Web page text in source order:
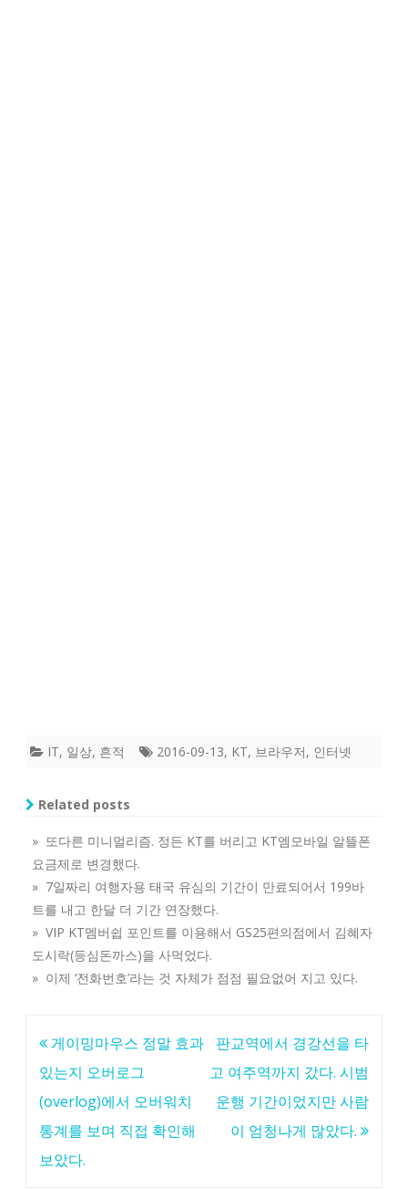
IT, 일상, 흔적 2016-09-13, KT, 브라우저, 인터넷
Related posts
» 또다른 미니멀리즘. 정든 KT를 버리고 KT엠모바일 알뜰폰
요금제로 변경했다.
» 7일짜리 여행자용 태국 유심의 기간이 만료되어서 199바
트를 내고 한달 더 기간 연장했다.
» VIP KT멤버쉽 포인트를 이용해서 GS25편의점에서 김혜자
도시락(등심돈까스)을 사먹었다.
» 이제 ‘전화번호’라는 것 자체가 점점 필요없어 지고 있다.
글
탐
색
게이밍마우스 정말 효과
있는지 오버로그
(overlog)에서 오버워치
통계를 보며 직접 확인해
보았다.
판교역에서 경강선을 타
고 여주역까지 갔다. 시범
운행 기간이었지만 사람
이 엄청나게 많았다.